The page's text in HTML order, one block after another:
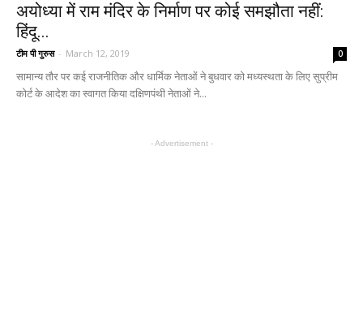
अयोध्या में राम मंदिर के निर्माण पर कोई समझौता नहीं:
हिंदू...
टीम पी गुरुस - March 12, 2019 0
सामान्य तौर पर कई राजनीतिक और धार्मिक नेताओं ने बुधवार को मध्यस्थता के लिए सुप्रीम
कोर्ट के आदेश का स्वागत किया दक्षिणपंथी नेताओं ने...
- Advertisement -